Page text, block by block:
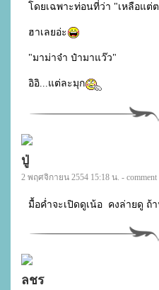
โดยเฉพาะท่อนที่ว่า "เหลือแต่
ฮาเลยอ่ะ
"มาม่าจ๋า ป๋ามาแว๊ว"
อิอิ...แต่ละมุก
ปู่
2 พฤศจิกายน 2554 15:18 น. - comment
มื้อค่ำจะเปิดดูเน้อ  คงล่ายดู ถ้
ลชร